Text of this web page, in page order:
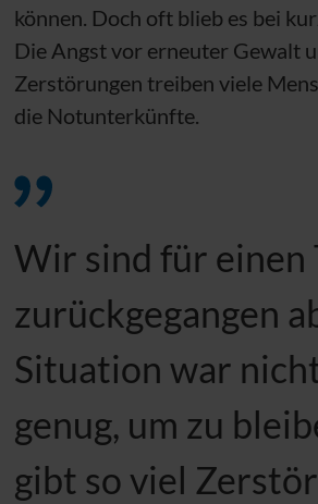
können. Doch oft blieb es bei
Die Angst vor erneuter Gewalt
Zerstörungen treiben viele
die Notunterkünfte.
Wir sind für einen
zurückgegangen
Situation war
genug, um zu
gibt so viel